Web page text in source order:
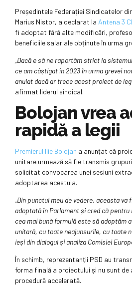
Președintele Federației Sindicatelor
Marius Nistor, a declarat la Antena 3
fi adoptat fără alte modificări,
beneficiile salariale obținute în urma
„Dacă e să ne raportăm strict la
ce am câștigat în 2023 în urma grevei
anulat dacă ar trece acest proiect de
afirmat liderul sindical.
Bolojan vrea
rapidă a legii
Premierul Ilie Bolojan a anunțat că
unitare urmează să fie transmis
solicitat convocarea unei sesiuni
adoptarea acestuia.
„Din punctul meu de vedere, aceasta va
adoptată în Parlament și cred că pentru
cea mai bună formulă este să adoptăm
unitară, cu toate neajunsurile, cu toate
ieși din dialogul și analiza Comisiei
În schimb, reprezentanții PSD au
forma finală a proiectului și nu sunt
procedură accelerată.